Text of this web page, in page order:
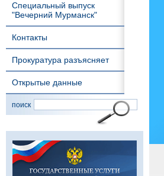
Специальный выпуск
"Вечерний Мурманск"
Контакты
Прокуратура разъясняет
Открытые данные
поиск